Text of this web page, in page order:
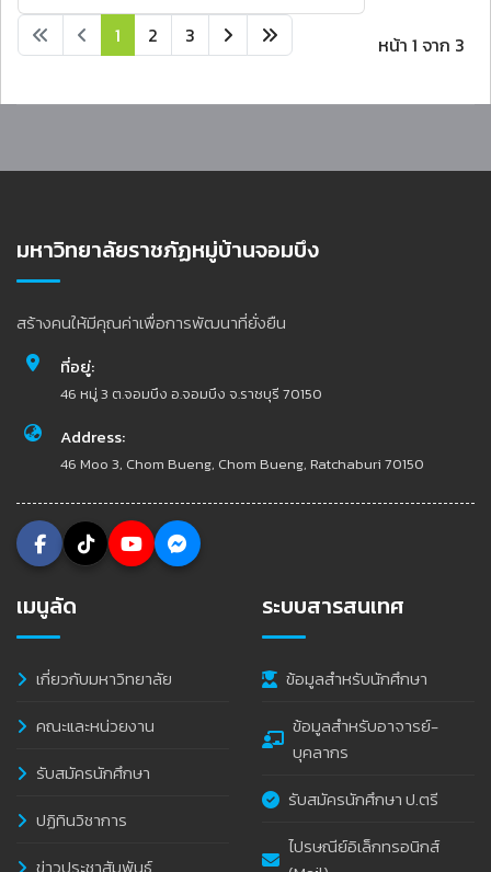
หน้า 1 จาก 3
1 2 3
มหาวิทยาลัยราชภัฏหมู่บ้านจอมบึง
สร้างคนให้มีคุณค่าเพื่อการพัฒนาที่ยั่งยืน
ที่อยู่:
46 หมู่ 3 ต.จอมบึง อ.จอมบึง จ.ราชบุรี 70150
Address:
46 Moo 3, Chom Bueng, Chom Bueng, Ratchaburi 70150
เมนูลัด
เกี่ยวกับมหาวิทยาลัย
คณะและหน่วยงาน
รับสมัครนักศึกษา
ปฏิทินวิชาการ
ระบบสารสนเทศ
ข้อมูลสำหรับนักศึกษา
ข้อมูลสำหรับอาจารย์-
บุคลากร
รับสมัครนักศึกษา ป.ตรี
ไปรษณีย์อิเล็กทรอนิกส์